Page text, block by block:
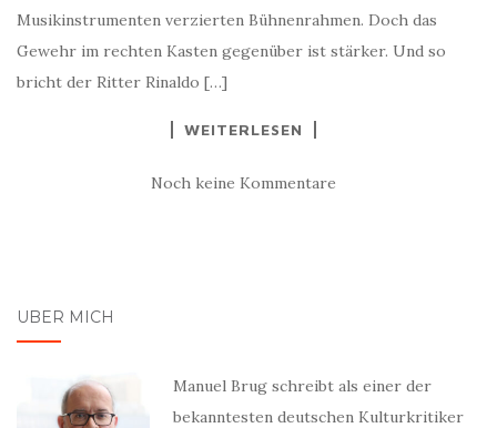
Musikinstrumenten verzierten Bühnenrahmen. Doch das
Gewehr im rechten Kasten gegenüber ist stärker. Und so
bricht der Ritter Rinaldo […]
WEITERLESEN
Noch keine Kommentare
ÜBER MICH
Manuel Brug schreibt als einer der
bekanntesten deutschen Kulturkritiker